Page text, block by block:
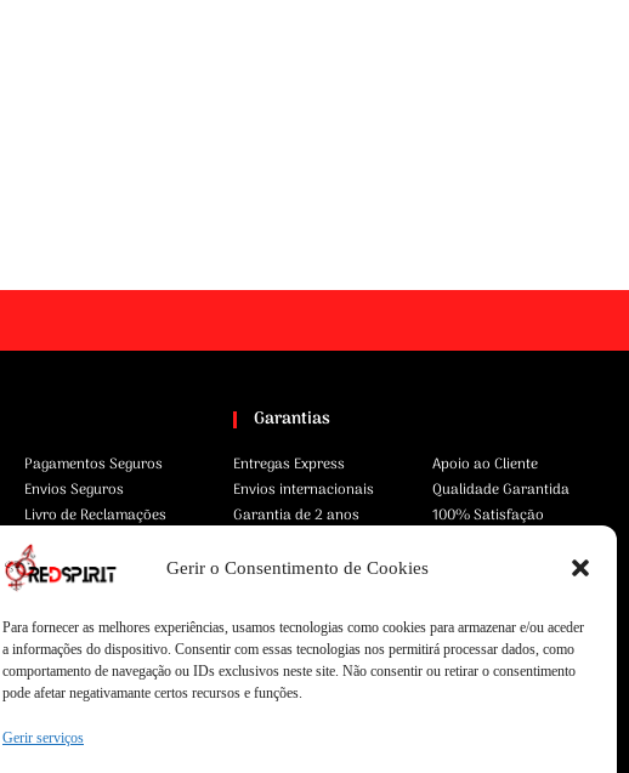
Gerir o Consentimento de Cookies
Para fornecer as melhores experiências, usamos tecnologias como cookies para armazenar e/ou aceder
a informações do dispositivo. Consentir com essas tecnologias nos permitirá processar dados, como
comportamento de navegação ou IDs exclusivos neste site. Não consentir ou retirar o consentimento
pode afetar negativamante certos recursos e funções.
Gerir serviços
Pagamentos Seguros
Envios Seguros
Livro de Reclamações
Garantias
Entregas Express
Envios internacionais
Garantia de 2 anos
Apoio ao Cliente
Qualidade Garantida
100% Satisfação